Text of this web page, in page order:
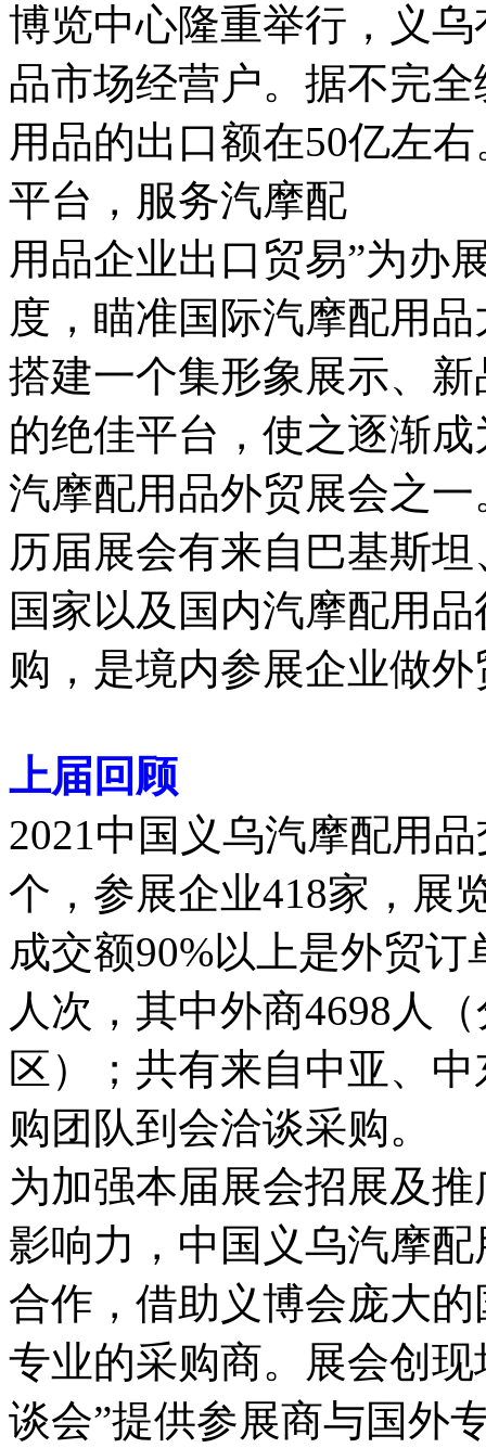
博览中心隆重举行，义
品市场经营户。据不完
用品的出口额在50亿左
平台，服务汽摩配
用品企业出口贸易”为办
度，瞄准国际汽摩配用
搭建一个集形象展示、
的绝佳平台，使之逐渐
汽摩配用品外贸展会之一
历届展会有来自巴基斯
国家以及国内汽摩配用
购，是境内参展企业做
上届回顾
2021中国义乌汽摩配用
个，参展企业418家，展
成交额90%以上是外贸
人次，其中外商4698人
区）；共有来自中亚、
购团队到会洽谈采购。
为加强本届展会招展及
影响力，中国义乌汽摩
合作，借助义博会庞大
专业的采购商。展会创
谈会”提供参展商与国外